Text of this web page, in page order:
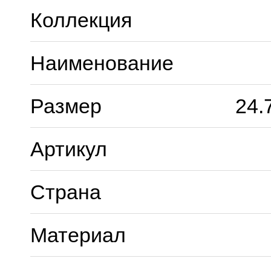
Коллекция
Наименование
Размер
Артикул
Страна
Материал